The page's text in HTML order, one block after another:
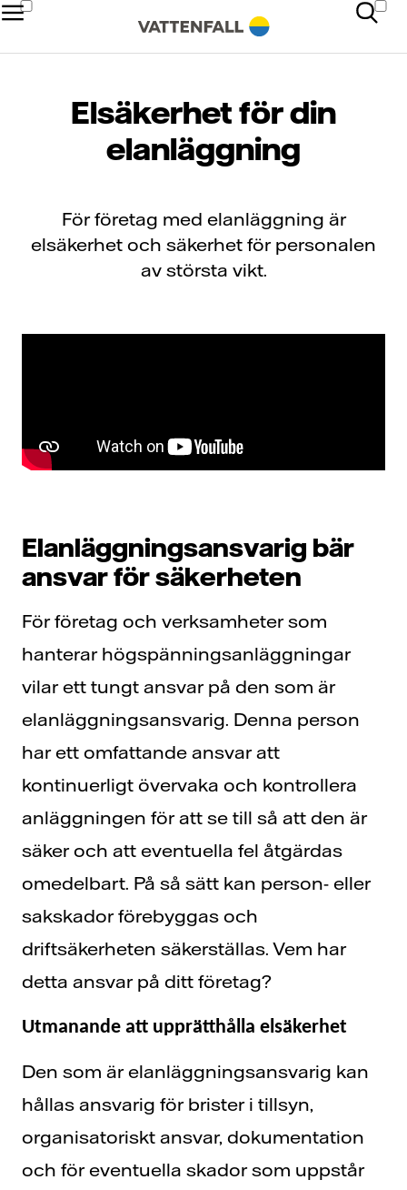
Elsäkerhet för din
elanläggning
För företag med elanläggning är
elsäkerhet och säkerhet för personalen
av största vikt.
Elanläggningsansvarig bär
ansvar för säkerheten
För företag och verksamheter som
hanterar högspänningsanläggningar
vilar ett tungt ansvar på den som är
elanläggningsansvarig. Denna person
har ett omfattande ansvar att
kontinuerligt övervaka och kontrollera
anläggningen för att se till så att den är
säker och att eventuella fel åtgärdas
omedelbart. På så sätt kan person- eller
sakskador förebyggas och
driftsäkerheten säkerställas. Vem har
detta ansvar på ditt företag?
Utmanande att upprätthålla elsäkerhet
Den som är elanläggningsansvarig kan
hållas ansvarig för brister i tillsyn,
organisatoriskt ansvar, dokumentation
och för eventuella skador som uppstår